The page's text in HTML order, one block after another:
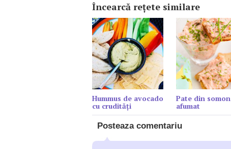
Încearcă reţete similare
Hummus de avocado
cu crudități
Pate din somon
afumat
Posteaza comentariu